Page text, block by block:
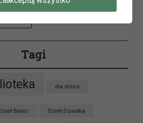
Tagi
dla dzieci
Babci Dzień Dziadka